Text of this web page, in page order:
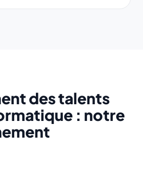
des talents
: notre